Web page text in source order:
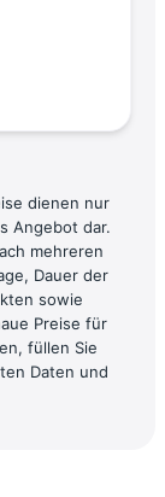
dienen nur
Angebot dar.
mehreren
Dauer der
sowie
Preise für
füllen Sie
Daten und